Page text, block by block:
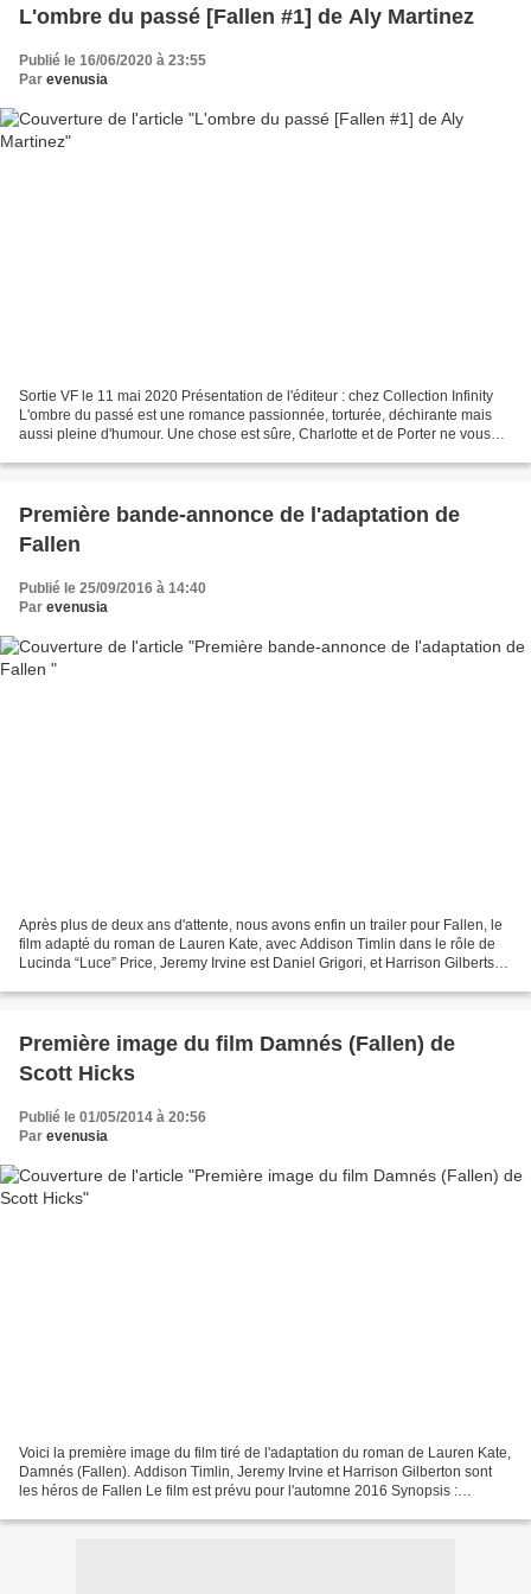
L'ombre du passé [Fallen #1] de Aly Martinez
Publié le 16/06/2020 à 23:55
Par evenusia
Sortie VF le 11 mai 2020 Présentation de l'éditeur : chez Collection Infinity
L'ombre du passé est une romance passionnée, torturée, déchirante mais
aussi pleine d'humour. Une chose est sûre, Charlotte et de Porter ne vous
Première bande-annonce de l'adaptation de
Fallen
Publié le 25/09/2016 à 14:40
Par evenusia
Après plus de deux ans d'attente, nous avons enfin un trailer pour Fallen, le
film adapté du roman de Lauren Kate, avec Addison Timlin dans le rôle de
Lucinda “Luce” Price, Jeremy Irvine est Daniel Grigori, et Harrison Gilbertson
Première image du film Damnés (Fallen) de
Scott Hicks
Publié le 01/05/2014 à 20:56
Par evenusia
Voici la première image du film tiré de l'adaptation du roman de Lauren Kate,
Damnés (Fallen). Addison Timlin, Jeremy Irvine et Harrison Gilberton sont
les héros de Fallen Le film est prévu pour l'automne 2016 Synopsis :